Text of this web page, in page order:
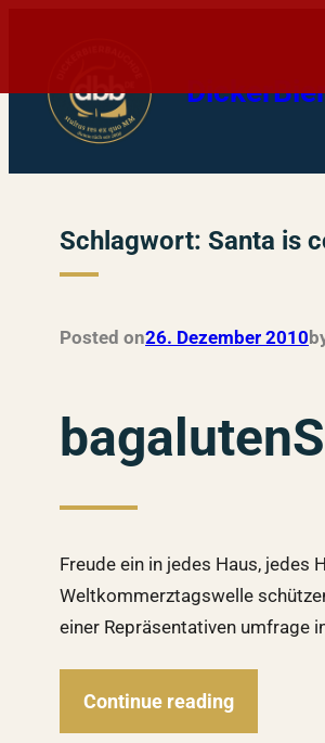
Schlagwort:Santa is
Posted on26. Dezember 2010
Freude ein in jedes Haus, jedes
Weltkommerztagswelle
einer Repräsentativen umfrage
Continue reading